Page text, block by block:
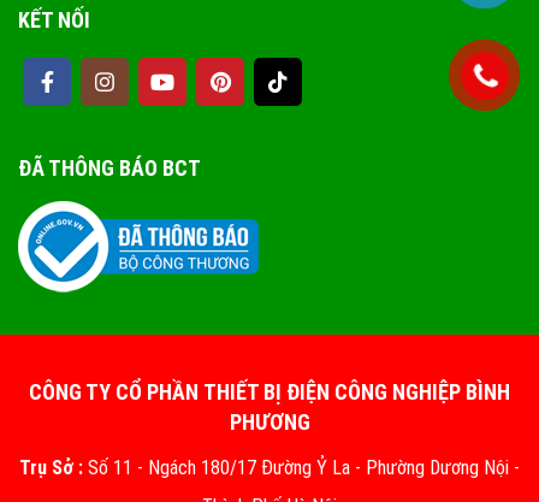
KẾT NỐI
ĐÃ THÔNG BÁO BCT
CÔNG TY CỔ PHẦN THIẾT BỊ ĐIỆN CÔNG NGHIỆP BÌNH
PHƯƠNG
Trụ Sở : Số 11 - Ngách 180/17 Đường Ỷ La - Phường Dương Nội -